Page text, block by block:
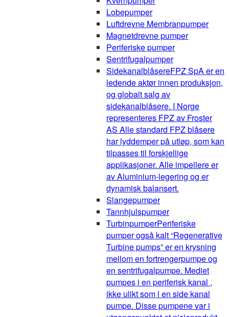
Lobepumper
Luftdrevne Membranpumper
Magnetdrevne pumper
Periferiske pumper
Sentrifugalpumper
SidekanalblåsereFPZ SpA er en
ledende aktør innen produksjon,
og globalt salg av
sidekanalblåsere. I Norge
representeres FPZ av Froster
AS Alle standard FPZ blåsere
har lyddemper på utløp, som kan
tilpasses til forskjellige
applikasjoner. Alle impellere er
av Aluminium-legering og er
dynamisk balansert.
Slangepumper
Tannhjulspumper
TurbinpumperPeriferiske
pumper også kalt “Regenerative
Turbine pumps” er en krysning
mellom en fortrengerpumpe og
en sentrifugalpumpe. Mediet
pumpes i en periferisk kanal ,
ikke ulikt som i en side kanal
pumpe. Disse pumpene var i